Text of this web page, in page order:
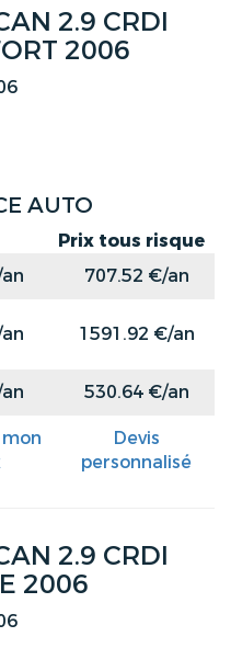
2.9 CRDI
2006
AUTO
Prix tous risque
707.52 €/an
1591.92 €/an
530.64 €/an
Devis
personnalisé
2.9 CRDI
2006